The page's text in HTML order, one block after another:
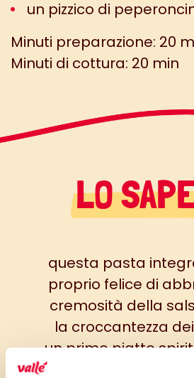
un pizzico di
Minuti preparazione: 20
Minuti di cottura: 20 min
LO
questa pasta
proprio felice di
cremosità della
la croccantezza
un primo piatto
fatto ridere di